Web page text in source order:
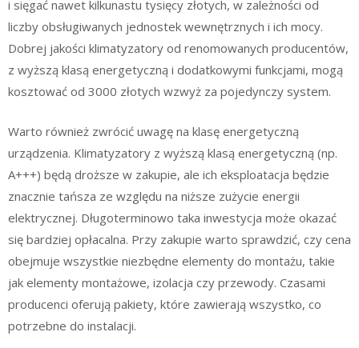
i sięgać nawet kilkunastu tysięcy złotych, w zależności od
liczby obsługiwanych jednostek wewnętrznych i ich mocy.
Dobrej jakości klimatyzatory od renomowanych producentów,
z wyższą klasą energetyczną i dodatkowymi funkcjami, mogą
kosztować od 3000 złotych wzwyż za pojedynczy system.
Warto również zwrócić uwagę na klasę energetyczną
urządzenia. Klimatyzatory z wyższą klasą energetyczną (np.
A+++) będą droższe w zakupie, ale ich eksploatacja będzie
znacznie tańsza ze względu na niższe zużycie energii
elektrycznej. Długoterminowo taka inwestycja może okazać
się bardziej opłacalna. Przy zakupie warto sprawdzić, czy cena
obejmuje wszystkie niezbędne elementy do montażu, takie
jak elementy montażowe, izolacja czy przewody. Czasami
producenci oferują pakiety, które zawierają wszystko, co
potrzebne do instalacji.